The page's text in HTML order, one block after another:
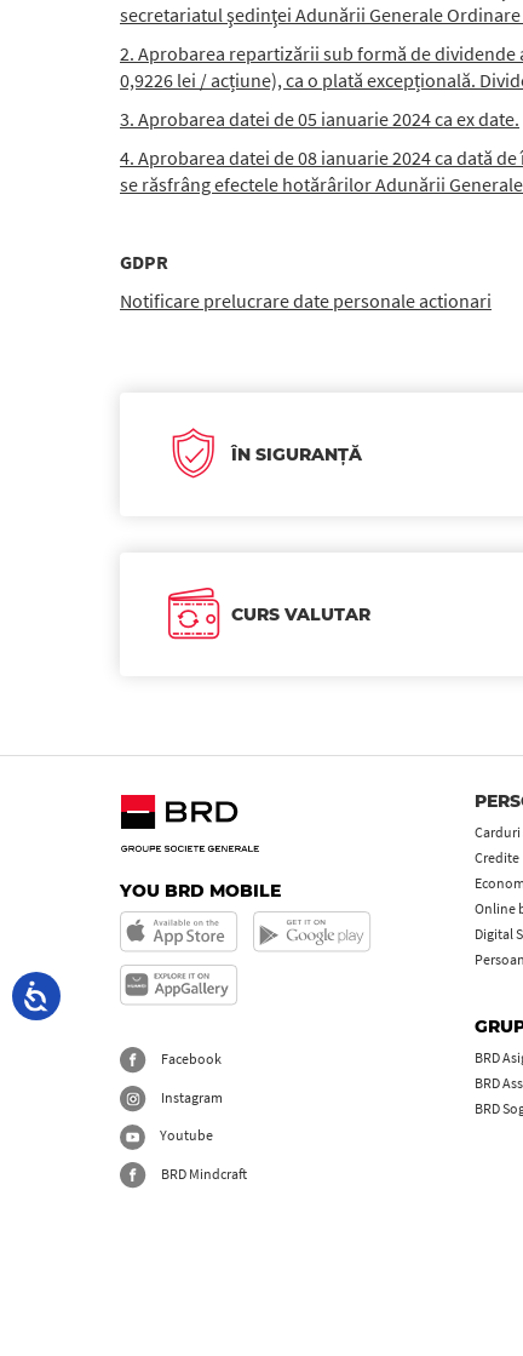
secretariatul şedinţei Adunării Generale
2. Aprobarea repartizării sub formă de
0,9226 lei / acțiune), ca o plată excepțională.
3. Aprobarea datei de 05 ianuarie 2024 ca ex date.
4. Aprobarea datei de 08 ianuarie 2024 ca dată
se răsfrâng efectele hotărârilor Adunării
GDPR
Notificare prelucrare date personale actionari
ÎN SIGURANȚĂ
CURS VALUTAR
YOU BRD MOBILE
Facebook
Instagram
Youtube
BRD Mindcraft
Credite
Online
Digital
BRD
BRD
BRD